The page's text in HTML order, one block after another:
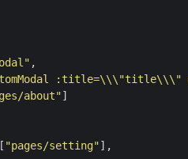
:title=\\\"title\\\"
about"
"pages/setting"